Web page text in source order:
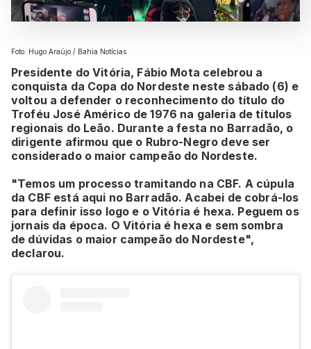
Foto: Hugo Araújo / Bahia Notícias
Presidente do Vitória, Fábio Mota celebrou a
conquista da Copa do Nordeste neste sábado (6) e
voltou a defender o reconhecimento do título do
Troféu José Américo de 1976 na galeria de títulos
regionais do Leão. Durante a festa no Barradão, o
dirigente afirmou que o Rubro-Negro deve ser
considerado o maior campeão do Nordeste.
"Temos um processo tramitando na CBF. A cúpula
da CBF está aqui no Barradão. Acabei de cobrá-los
para definir isso logo e o Vitória é hexa. Peguem os
jornais da época. O Vitória é hexa e sem sombra
de dúvidas o maior campeão do Nordeste",
declarou.